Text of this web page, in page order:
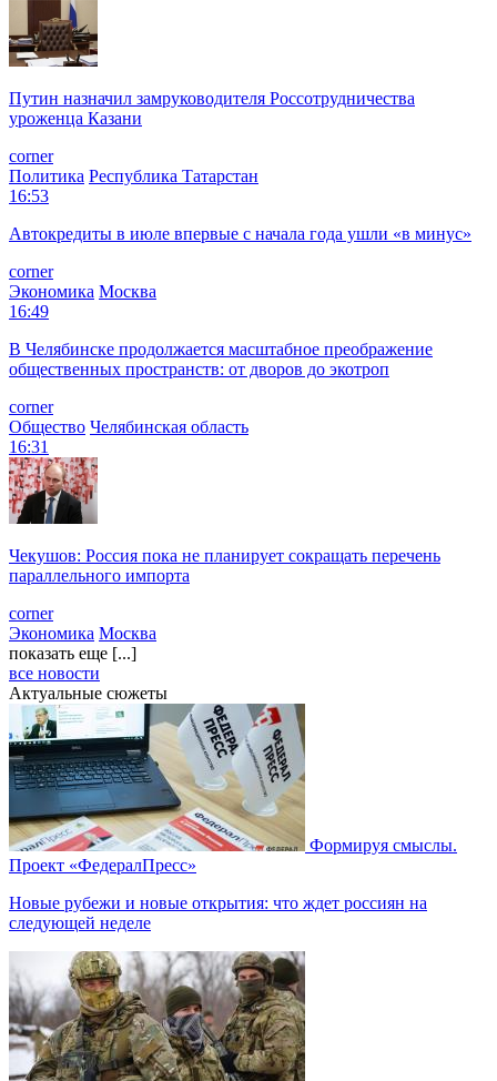
Путин назначил замруководителя Россотрудничества
уроженца Казани
corner
Политика Республика Татарстан
16:53
Автокредиты в июле впервые с начала года ушли «в минус»
corner
Экономика Москва
16:49
В Челябинске продолжается масштабное преображение
общественных пространств: от дворов до экотроп
corner
Общество Челябинская область
16:31
Чекушов: Россия пока не планирует сокращать перечень
параллельного импорта
corner
Экономика Москва
показать еще [...]
все новости
Актуальные сюжеты
Формируя смыслы.
Проект «ФедералПресс»
Новые рубежи и новые открытия: что ждет россиян на
следующей неделе